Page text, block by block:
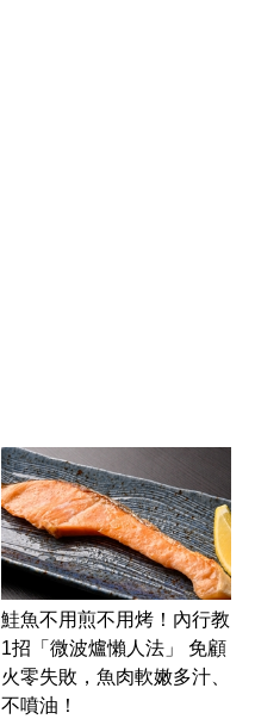
鮭魚不用煎不用烤！內行教
1招「微波爐懶人法」 免顧
火零失敗，魚肉軟嫩多汁、
不噴油！